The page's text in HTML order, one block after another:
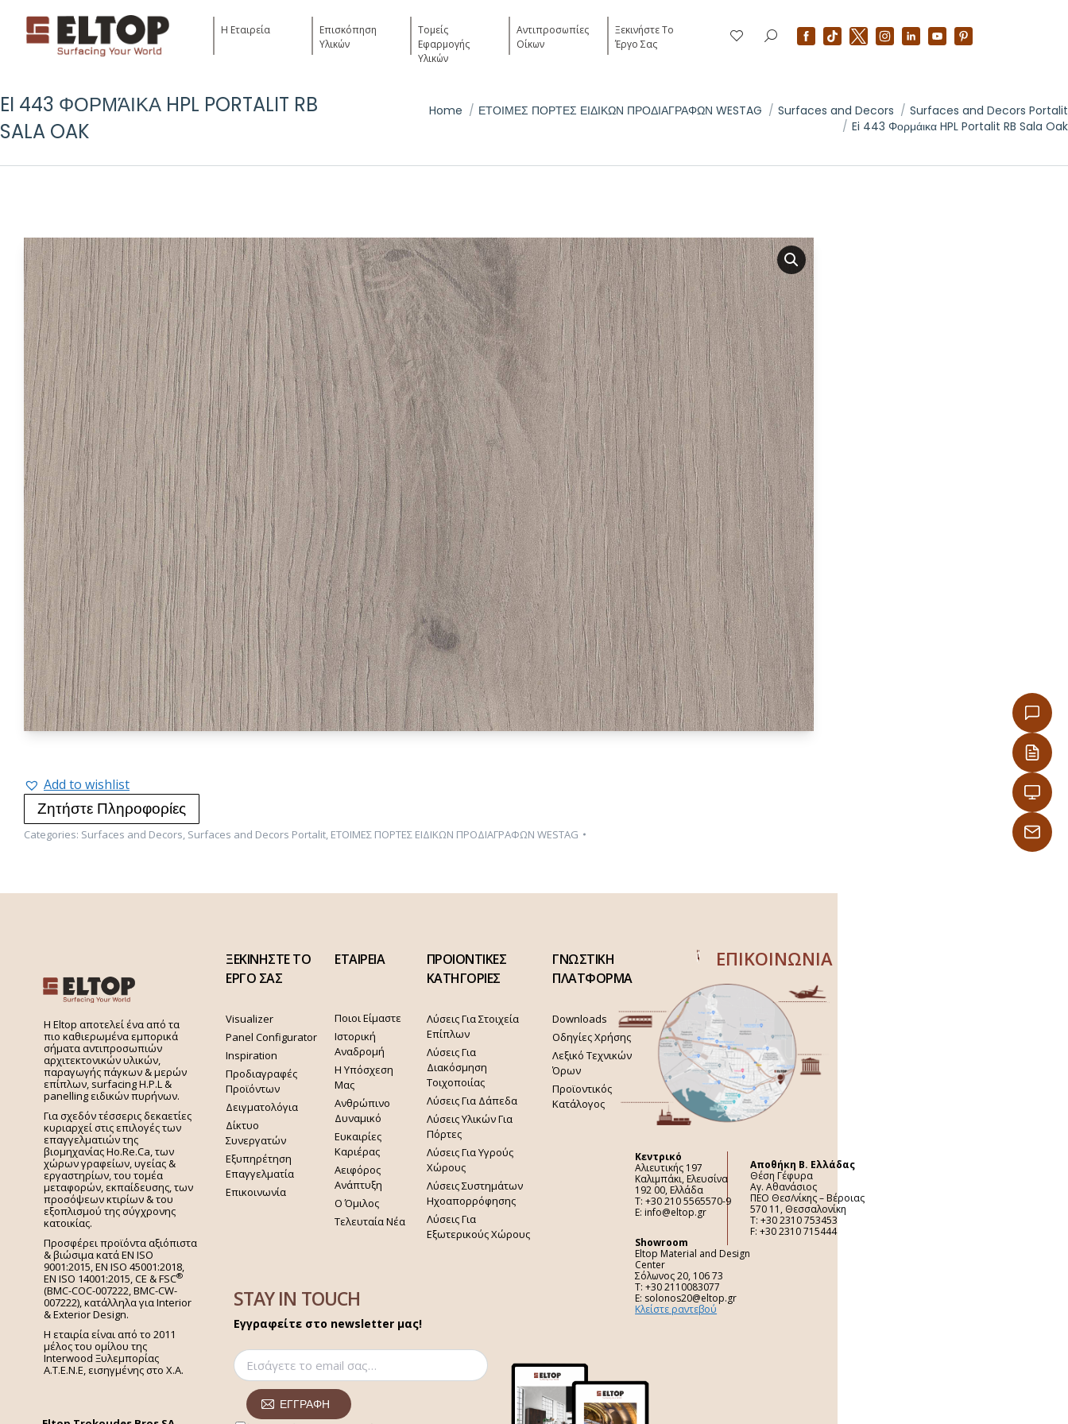
Η Εταιρεία
Επισκόπηση
Υλικών
Τομείς
Εφαρμογής
Υλικών
Αντιπροσωπίες
Οίκων
Ξεκινήστε Το
Έργο Σας
EI 443 ΦΟΡΜΆΙΚΑ HPL PORTALIT RB
SALA OAK
Home ΕΤΟΙΜΕΣ ΠΟΡΤΕΣ ΕΙΔΙΚΩΝ ΠΡΟΔΙΑΓΡΑΦΩΝ WESTAG Surfaces and Decors
Surfaces and Decors Portalit
Ei 443 Φορμάικα HPL Portalit RB Sala Oak
Add to wishlist
Ζητήστε Πληροφορίες
Categories: Surfaces and Decors, Surfaces and Decors Portalit, ΕΤΟΙΜΕΣ ΠΟΡΤΕΣ ΕΙΔΙΚΩΝ ΠΡΟΔΙΑΓΡΑΦΩΝ WESTAG
H Eltop αποτελεί ένα από τα
πιο καθιερωμένα εμπορικά
σήματα αντιπροσωπιών
αρχιτεκτονικών υλικών,
παραγωγής πάγκων & μερών
επίπλων, surfacing H.P.L &
panelling ειδικών πυρήνων.
Για σχεδόν τέσσερις δεκαετίες
κυριαρχεί στις επιλογές των
επαγγελματιών της
βιομηχανίας Ho.Re.Ca, των
χώρων γραφείων, υγείας &
εργαστηρίων, του τομέα
μεταφορών, εκπαίδευσης, των
προσόψεων κτιρίων & του
εξοπλισμού της σύγχρονης
κατοικίας.
Προσφέρει προϊόντα αξιόπιστα
& βιώσιμα κατά EN ISO
9001:2015, EN ISO 45001:2018,
EN ISO 14001:2015,CE & FSC®
(BMC-COC-007222, BMC-CW-
007222), κατάλληλα για Interior
& Exterior Design.
Η εταιρία είναι από το 2011
μέλος του ομίλου της
Interwood Ξυλεμπορίας
Α.Τ.Ε.Ν.Ε, εισηγμένης στο Χ.A.
ΞΕΚΙΝΗΣΤΕ ΤΟ
ΕΡΓΟ ΣΑΣ
Visualizer
Panel Configurator
Inspiration
Προδιαγραφές
Προϊόντων
Δειγματολόγια
Δίκτυο
Συνεργατών
Εξυπηρέτηση
Επαγγελματία
Επικοινωνία
ΕΤΑΙΡΕΙΑ
Ποιοι Είμαστε
Ιστορική
Αναδρομή
Η Υπόσχεση
Μας
Ανθρώπινο
Δυναμικό
Ευκαιρίες
Καριέρας
Αειφόρος
Ανάπτυξη
Ο Όμιλος
Τελευταία Νέα
ΠΡΟΙΟΝΤΙΚΕΣ
ΚΑΤΗΓΟΡΙΕΣ
Λύσεις Για Στοιχεία
Επίπλων
Λύσεις Για
Διακόσμηση
Τοιχοποιίας
Λύσεις Για Δάπεδα
Λύσεις Υλικών Για
Πόρτες
Λύσεις Για Υγρούς
Χώρους
Λύσεις Συστημάτων
Ηχοαπορρόφησης
Λύσεις Για
Εξωτερικούς Χώρους
ΓΝΩΣΤΙΚΗ
ΠΛΑΤΦΟΡΜΑ
Downloads
Οδηγίες Χρήσης
Λεξικό Τεχνικών
Όρων
Προϊοντικός
Κατάλογος
ΕΠΙΚΟΙΝΩΝΙΑ
Κεντρικό
Αλιευτικής 197
Καλιμπάκι, Ελευσίνα
192 00, Ελλάδα
Τ: +30 210 5565570-9
E: info@eltop.gr
Showroom
Eltop Material and Design
Center
Σόλωνος 20, 106 73
Τ: +30 2110083077
E: solonos20@eltop.gr
Κλείστε ραντεβού
Aποθήκη Β. Ελλάδας
Θέση Γέφυρα
Αγ. Αθανάσιος
ΠΕΟ Θεσ/νίκης – Βέροιας
570 11, Θεσσαλονίκη
Τ: +30 2310 753453
F: +30 2310 715444
STAY IN TOUCH
Εγγραφείτε στο newsletter μας!